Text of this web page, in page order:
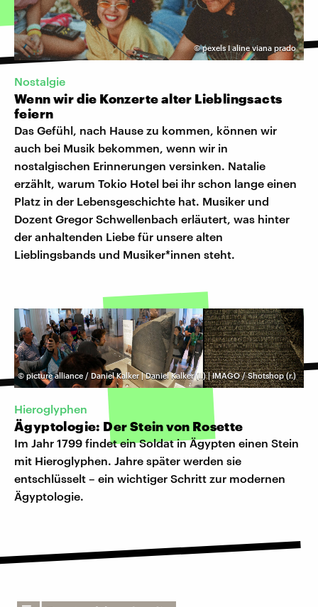
©pexels I aline viana prado
Nostalgie
Wenn wir die Konzerte alter Lieblingsacts
feiern
Das Gefühl, nach Hause zu kommen, können wir
auch bei Musik bekommen, wenn wir in
nostalgischen Erinnerungen versinken. Natalie
erzählt, warum Tokio Hotel bei ihr schon lange einen
Platz in der Lebensgeschichte hat. Musiker und
Dozent Gregor Schwellenbach erläutert, was hinter
der anhaltenden Liebe für unsere alten
Lieblingsbands und Musiker*innen steht.
©picture alliance / Daniel Kalker | Daniel Kalker (l.) | IMAGO / Shotshop (r.)
Hieroglyphen
Ägyptologie: Der Stein von Rosette
Im Jahr 1799 findet ein Soldat in Ägypten einen Stein
mit Hieroglyphen. Jahre später werden sie
entschlüsselt – ein wichtiger Schritt zur modernen
Ägyptologie.